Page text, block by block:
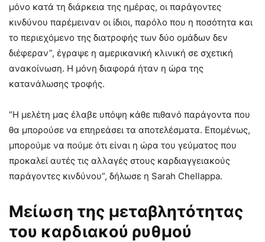
μόνο κατά τη διάρκεια της ημέρας, οι παράγοντες
κινδύνου παρέμειναν οι ίδιοι, παρόλο που η ποσότητα και
το περιεχόμενο της διατροφής των δύο ομάδων δεν
διέφεραν”, έγραψε η αμερικανική κλινική σε σχετική
ανακοίνωση. Η μόνη διαφορά ήταν η ώρα της
κατανάλωσης τροφής.
“Η μελέτη μας έλαβε υπόψη κάθε πιθανό παράγοντα που
θα μπορούσε να επηρεάσει τα αποτελέσματα. Επομένως,
μπορούμε να πούμε ότι είναι η ώρα του γεύματος που
προκαλεί αυτές τις αλλαγές στους καρδιαγγειακούς
παράγοντες κινδύνου”, δήλωσε η Sarah Chellappa.
Μείωση της μεταβλητότητας
του καρδιακού ρυθμού